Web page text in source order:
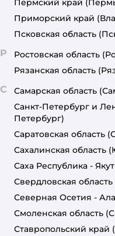
Приморский край
Псковская область
Р Ростовская область
Рязанская область
С Самарская область
Санкт-Петербург и
Петербург)
Саратовская область
Сахалинская область
Саха Республика -
Свердловская область
Северная Осетия -
Смоленская область
Ставропольский край